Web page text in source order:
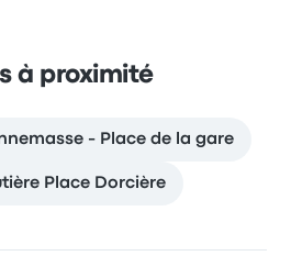
à proximité
- Place de la gare
Place Dorcière